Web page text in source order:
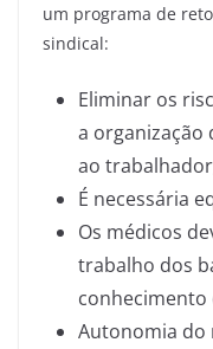
um programa de
sindical:
Eliminar os
a organização
ao
É necessária
Os médicos
trabalho dos
Autonomia do